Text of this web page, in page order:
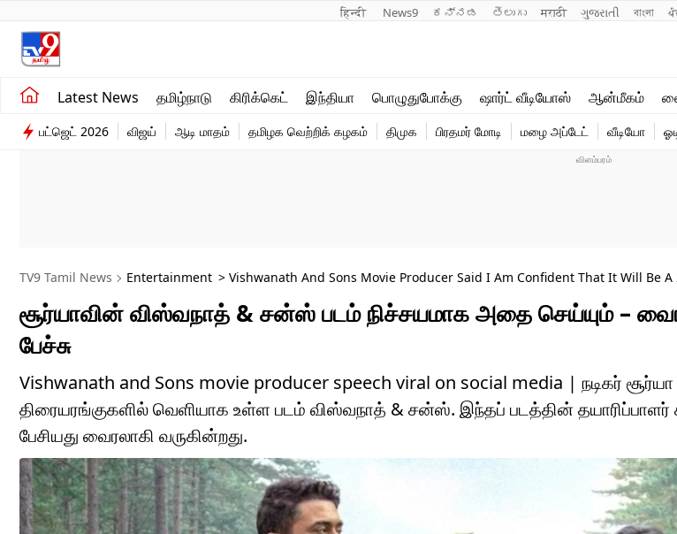
हिन्दी News9 ಕನ್ನಡ తెలుగు मराठी ગુજરાતી বাংলা
Latest News தமிழ்நாடு கிரிக்கெட் இந்தியா பொழுதுபோக்கு ஷார்ட் வீடியோஸ் ஆன்மீகம்
சமீபத்திய செய்திகள்
தமிழ்நாடு
விளையாட்டு
வணிகம்
பட்ஜெட் 2026 விஜய் ஆடி மாதம் தமிழக வெற்றிக் கழகம் திமுக பிரதமர் மோடி மழை அப்டேட் வீடியோ
TV9 Tamil News Entertainment > Vishwanath And Sons Movie Producer Said I Am Confident That It Will Be
சூர்யாவின் விஸ்வநாத் & சன்ஸ் படம் நிச்சயமாக அதை செய்யும் –
பேச்சு
Vishwanath and Sons movie producer speech viral on social media | நடிகர் சூர்யா
திரையரங்குகளில் வெளியாக உள்ள படம் விஸ்வநாத் & சன்ஸ். இந்தப் படத்தின் தயாரிப்பாளர்
பேசியது வைரலாகி வருகின்றது.